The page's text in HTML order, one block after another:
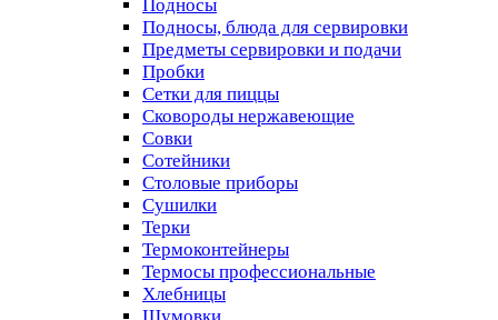
Подносы
Подносы, блюда для сервировки
Предметы сервировки и подачи
Пробки
Сетки для пиццы
Сковороды нержавеющие
Совки
Сотейники
Столовые приборы
Сушилки
Терки
Термоконтейнеры
Термосы профессиональные
Хлебницы